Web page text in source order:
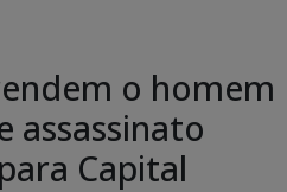
o homem
assassinato
Capital